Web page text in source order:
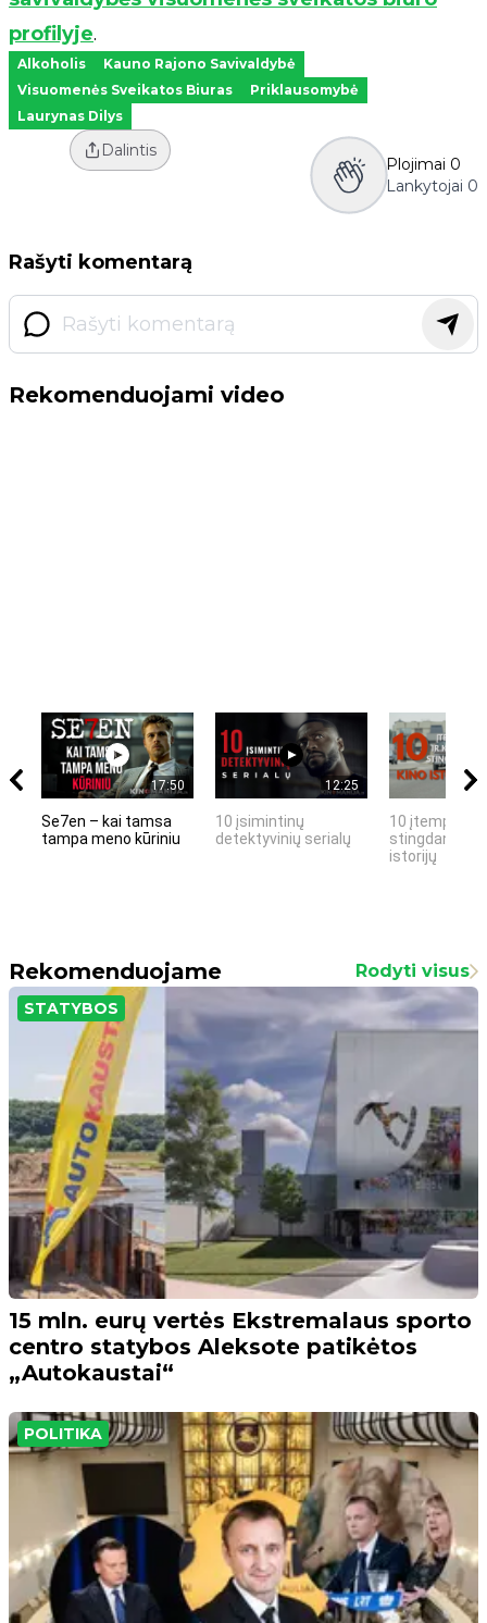
profilyje.
Alkoholis
Kauno Rajono Savivaldybė
Visuomenės Sveikatos Biuras
Priklausomybė
Laurynas Dilys
Dalintis
Plojimai 0
Lankytojai 0
Rašyti komentarą
Rekomenduojami video
17:50
Se7en – kai tamsa
tampa meno kūriniu
12:25
10 įsimintinų
detektyvinių serialų
10 įtemptų,
stingdančių
istorijų
Rekomenduojame Rodyti visus
STATYBOS
15 mln. eurų vertės Ekstremalaus sporto
centro statybos Aleksote patikėtos
„Autokaustai“
POLITIKA